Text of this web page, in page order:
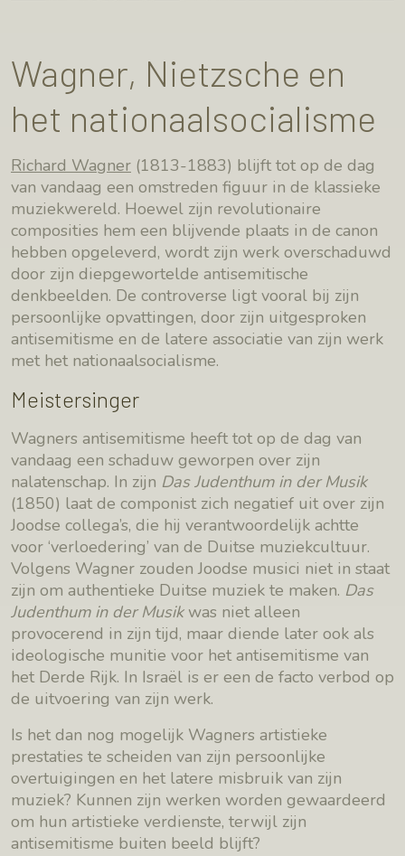
Wagner, Nietzsche en
het nationaalsocialisme
Richard Wagner (1813-1883) blijft tot op de dag
van vandaag een omstreden figuur in de klassieke
muziekwereld. Hoewel zijn revolutionaire
composities hem een blijvende plaats in de canon
hebben opgeleverd, wordt zijn werk overschaduwd
door zijn diepgewortelde antisemitische
denkbeelden. De controverse ligt vooral bij zijn
persoonlijke opvattingen, door zijn uitgesproken
antisemitisme en de latere associatie van zijn werk
met het nationaalsocialisme.
Meistersinger
Wagners antisemitisme heeft tot op de dag van
vandaag een schaduw geworpen over zijn
nalatenschap. In zijn Das Judenthum in der Musik
(1850) laat de componist zich negatief uit over zijn
Joodse collega’s, die hij verantwoordelijk achtte
voor ‘verloedering’ van de Duitse muziekcultuur.
Volgens Wagner zouden Joodse musici niet in staat
zijn om authentieke Duitse muziek te maken. Das
Judenthum in der Musikwas niet alleen
provocerend in zijn tijd, maar diende later ook als
ideologische munitie voor het antisemitisme van
het Derde Rijk. In Israël is er een de facto verbod op
de uitvoering van zijn werk.
Is het dan nog mogelijk Wagners artistieke
prestaties te scheiden van zijn persoonlijke
overtuigingen en het latere misbruik van zijn
muziek? Kunnen zijn werken worden gewaardeerd
om hun artistieke verdienste, terwijl zijn
antisemitisme buiten beeld blijft?